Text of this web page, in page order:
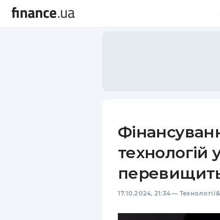
технологій
17.10.2024, 21:34 —